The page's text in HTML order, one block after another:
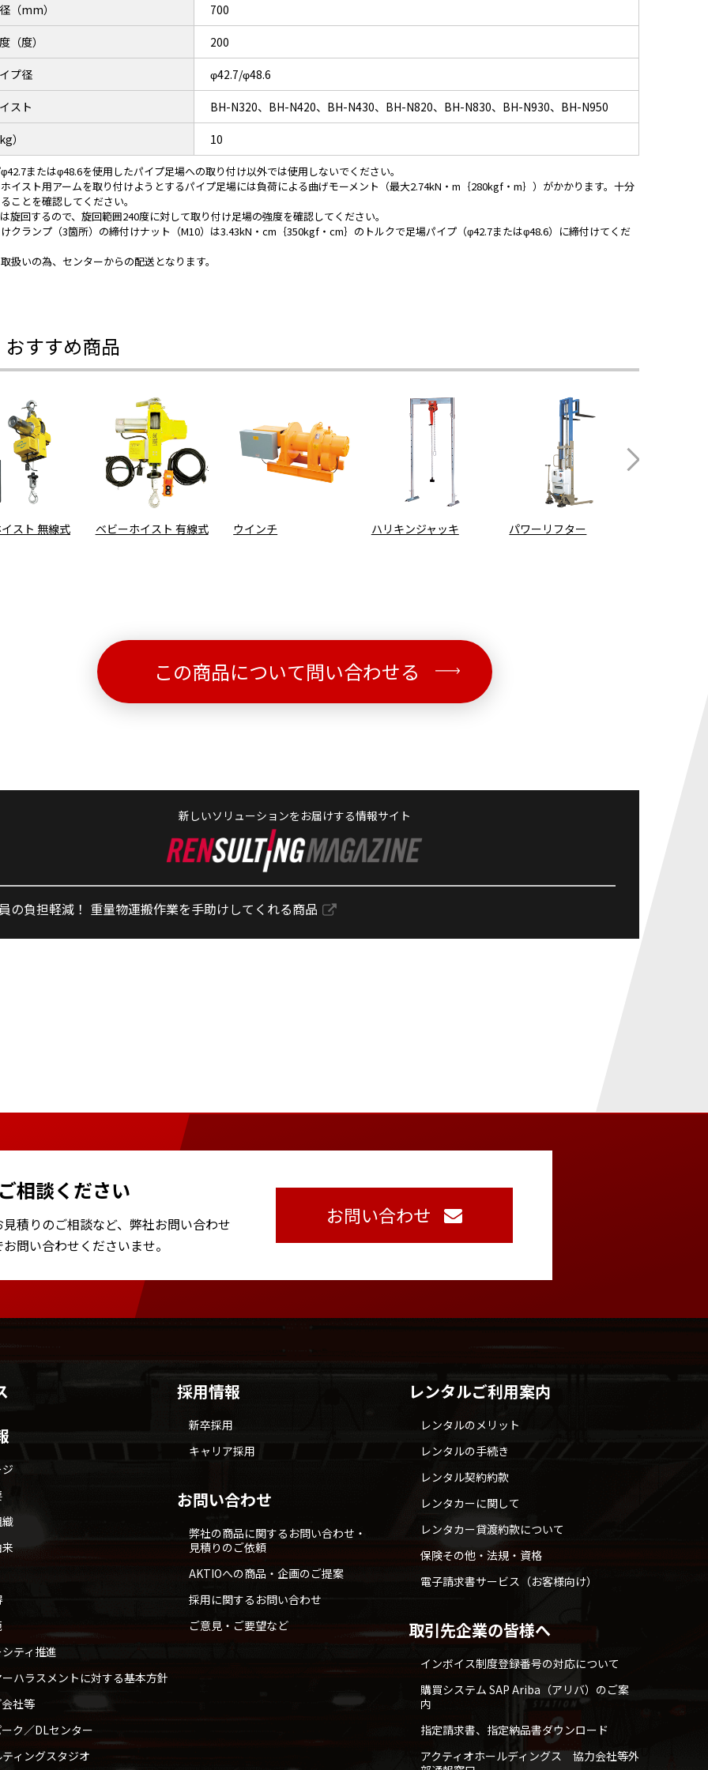
（mm） 700
（度） 200
プ径 φ42.7/φ48.6
スト BH-N320、BH-N420、BH-N430、BH-N820、BH-N830、BH-N930、BH-N950
） 10
またはφ48.6を使用したパイプ足場への取り付け以外では使用しないでください。
イスト用アームを取り付けようとするパイプ足場には負荷による曲げモーメント（最大2.74kN・m｛280kgf・m｝）がかかります。十分
ことを確認してください。
旋回するので、旋回範囲240度に対して取り付け足場の強度を確認してください。
クランプ（3箇所）の締付けナット（M10）は3.43kN・cm｛350kgf・cm｝のトルクで足場パイプ（φ42.7またはφ48.6）に締付けてくだ
扱いの為、センターからの配送となります。
すすめ商品
スト 無線式 ベビーホイスト 有線式 ウインチ ハリキンジャッキ パワーリフター
この商品について問い合わせる
新しいソリューションをお届けする情報サイト
の負担軽減！ 重量物運搬作業を手助けしてくれる商品
相談ください
積りのご相談など、 弊社お問い合わせ
お問い合わせくださいませ。
お問い合わせ
ティ推進
ハラスメントに対する基本方針
社等
ク／DLセンター
ィングスタジオ
採用情報
新卒採用
キャリア採用
お問い合わせ
弊社の商品に関するお問い合わせ・
見積りのご依頼
AKTIOへの商品・企画のご提案
採用に関するお問い合わせ
ご意見・ご要望など
レンタルご利用案内
レンタルのメリット
レンタルの手続き
レンタル契約約款
レンタカーに関して
レンタカー貸渡約款について
保険その他・法規・資格
電子請求書サービス（お客様向け）
取引先企業の皆様へ
インボイス制度登録番号の対応について
購買システム SAP Ariba（アリバ）のご案
内
指定請求書、指定納品書ダウンロード
アクティオホールディングス 協力会社等外